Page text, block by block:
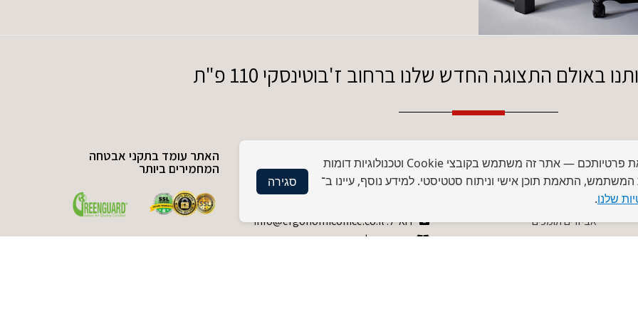
אנו מכבדים את פרטיותכם — אתר זה משתמש בקובצי Cookie וטכנולוגיות דומות
המשתמש, התאמת תוכן אישי וניתוח סטטיסטי. למידע נוסף, עיינו ב־
שלנו.
סגירה
באולם התצוגה החדש שלנו ברחוב ז'בוטינסקי 110 פ"ת
17:00 שישי 09:00-
כסאות אורטופדיים
שולחנות מתכווננים
אביזרים תומכים
פרטי יצירת קשר
טל:072-3319650
דוא”ל: info@ergonomicoffice.co.il
מחירון משלוחים
האתר עומד בתקני אבטחה
המחמירים ביותר